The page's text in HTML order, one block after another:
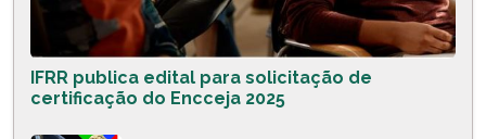
IFRR publica edital para solicitação de
certificação do Encceja 2025